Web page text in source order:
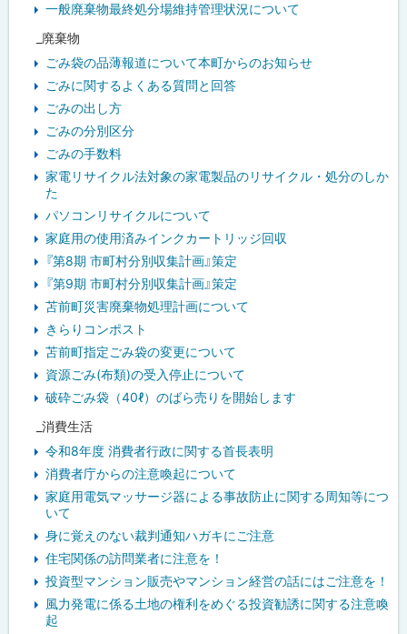
一般廃棄物最終処分場維持管理状況について
_廃棄物
ごみ袋の品薄報道について本町からのお知らせ
ごみに関するよくある質問と回答
ごみの出し方
ごみの分別区分
ごみの手数料
家電リサイクル法対象の家電製品のリサイクル・処分のしか
た
パソコンリサイクルについて
家庭用の使用済みインクカートリッジ回収
『第8期 市町村分別収集計画』策定
『第9期 市町村分別収集計画』策定
苫前町災害廃棄物処理計画について
きらりコンポスト
苫前町指定ごみ袋の変更について
資源ごみ(布類)の受入停止について
破砕ごみ袋（40ℓ）のばら売りを開始します
_消費生活
令和8年度 消費者行政に関する首長表明
消費者庁からの注意喚起について
家庭用電気マッサージ器による事故防止に関する周知等につ
いて
身に覚えのない裁判通知ハガキにご注意
住宅関係の訪問業者に注意を！
投資型マンション販売やマンション経営の話にはご注意を！
風力発電に係る土地の権利をめぐる投資勧誘に関する注意喚
起